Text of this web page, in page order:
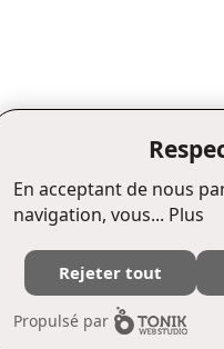
Édifice Fleurie, 480, de La Chapelle,
Tél. : (418) 657-4399 Téléc. : (418)
En acceptant de nous
navigation, vous... Plus
Rejeter tout
Propulsé par